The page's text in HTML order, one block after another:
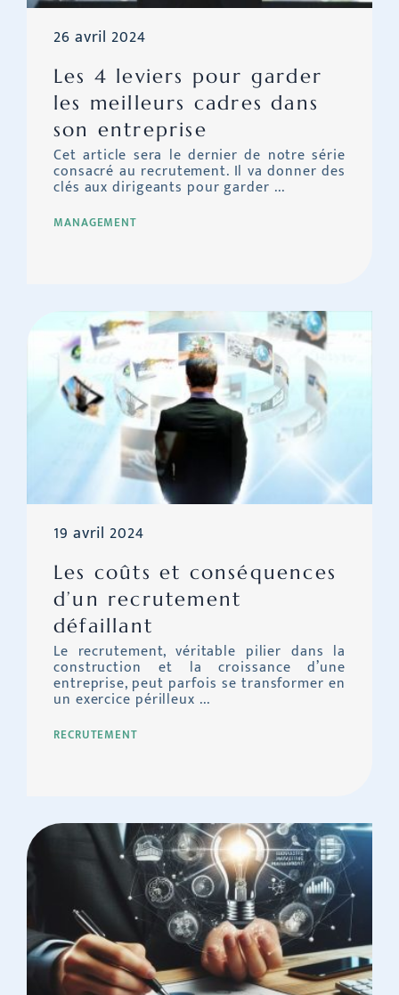
MANAGEMENT
Les 4 leviers pour garder
les meilleurs cadres dans
son entreprise
26 avril 2024
Cet article sera le dernier de notre série
consacré au recrutement. Il va donner des
clés aux dirigeants pour garder ...
RECRUTEMENT
Les coûts et conséquences
d’un recrutement
défaillant
19 avril 2024
Le recrutement, véritable pilier dans la
construction et la croissance d’une
entreprise, peut parfois se transformer en
un exercice périlleux ...